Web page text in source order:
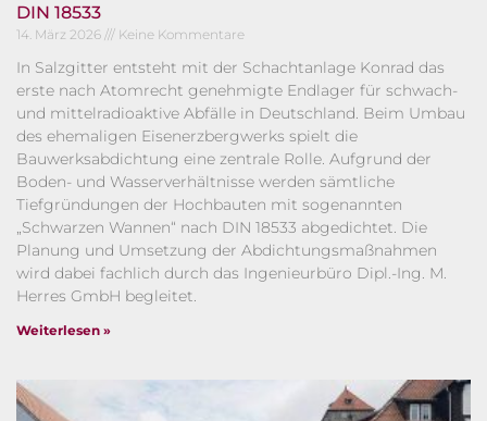
DIN 18533
14. März 2026 Keine Kommentare
In Salzgitter entsteht mit der Schachtanlage Konrad das
erste nach Atomrecht genehmigte Endlager für schwach-
und mittelradioaktive Abfälle in Deutschland. Beim Umbau
des ehemaligen Eisenerzbergwerks spielt die
Bauwerksabdichtung eine zentrale Rolle. Aufgrund der
Boden- und Wasserverhältnisse werden sämtliche
Tiefgründungen der Hochbauten mit sogenannten
„Schwarzen Wannen“ nach DIN 18533 abgedichtet. Die
Planung und Umsetzung der Abdichtungsmaßnahmen
wird dabei fachlich durch das Ingenieurbüro Dipl.-Ing. M.
Herres GmbH begleitet.
Weiterlesen »